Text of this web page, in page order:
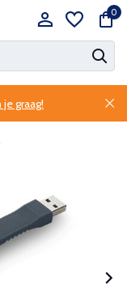
0
graag!